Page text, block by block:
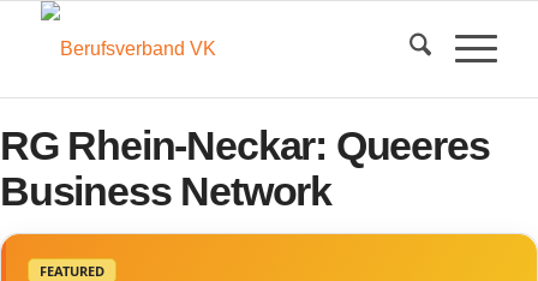
RG Rhein-Neckar: Queeres
Business Network
FEATURED